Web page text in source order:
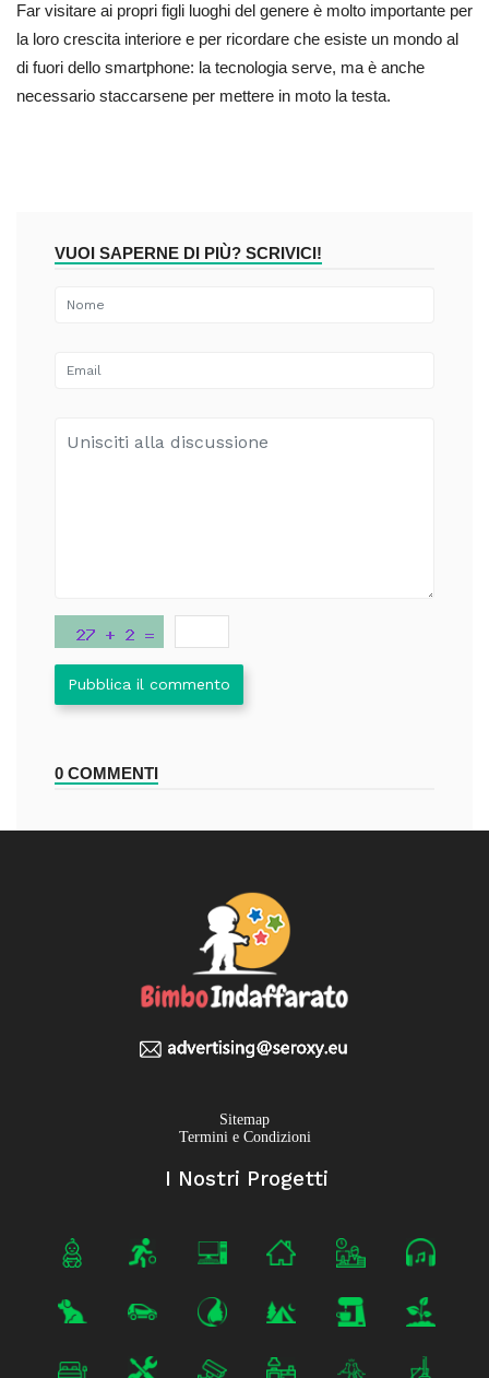
Far visitare ai propri figli luoghi del genere è molto importante per
la loro crescita interiore e per ricordare che esiste un mondo al
di fuori dello smartphone: la tecnologia serve, ma è anche
necessario staccarsene per mettere in moto la testa.
VUOI SAPERNE DI PIÙ? SCRIVICI!
Pubblica il commento
0 COMMENTI
Sitemap
Termini e Condizioni
I Nostri Progetti